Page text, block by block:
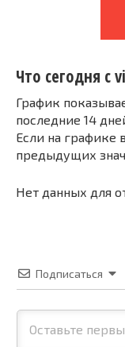
Что сегодня с
График
последние 14
Если на графике
предыдущих
Нет данных для
Подписаться